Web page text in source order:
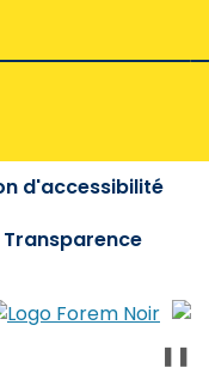
d'accessibilité
Transparence
❚❚